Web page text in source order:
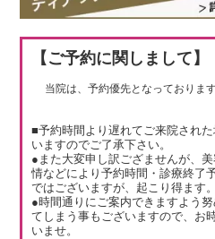
【ご予約に関しまして】
当院は、予約優先となっております
■予約時間より遅れてご来院され
いますのでご了承下さい。
●また大変申し訳ござませんが、
情などにより予約時間・診療終了
ではございますが、起こり得ます。
●時間通りにご案内できますよう
てしまう事もございますので、お
いませ。